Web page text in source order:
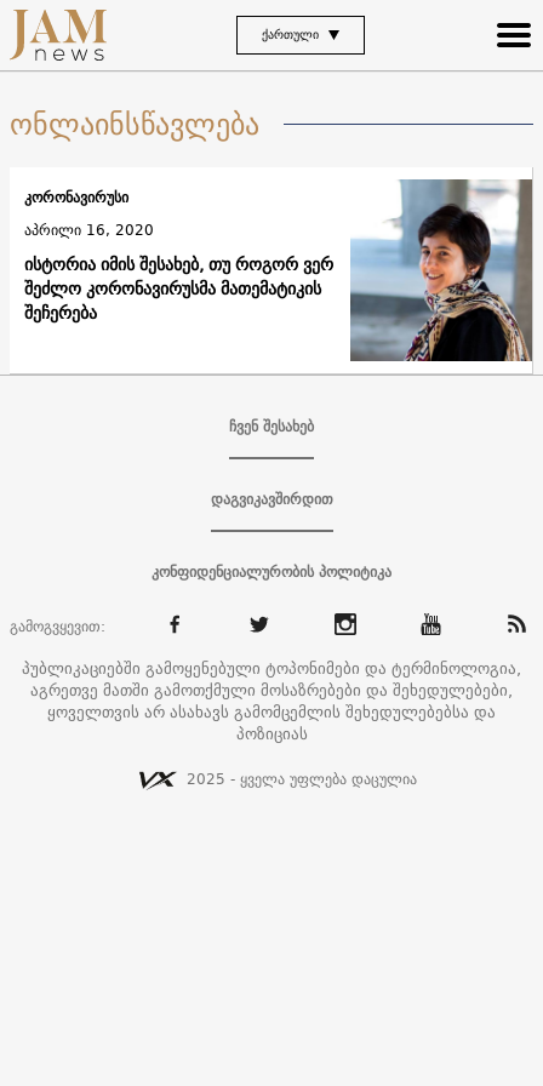
ᲥᲐᲠᲗᲣᲚᲘ
ონლაინსწავლება
ისტორია იმის შესახებ, თუ როგორ ვერ
შეძლო კორონავირუსმა მათემატიკის
შეჩერება
კორონავირუსი
აპრილი 16, 2020
ჩვენ შესახებ
დაგვიკავშირდით
კონფიდენციალურობის პოლიტიკა
გამოგვყევით:
პუბლიკაციებში გამოყენებული ტოპონიმები და ტერმინოლოგია,
აგრეთვე მათში გამოთქმული მოსაზრებები და შეხედულებები,
ყოველთვის არ ასახავს გამომცემლის შეხედულებებსა და
პოზიციას
2025 - ყველა უფლება დაცულია